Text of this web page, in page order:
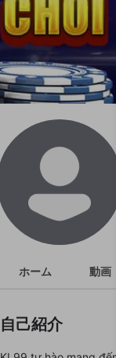
ホーム 動画
自己紹介